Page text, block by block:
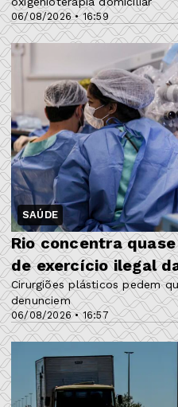
06/08/2026 • 16:59
SAÚDE
06/08/2026 • 16:57
Rio concentra
de exercício ilegal
Cirurgiões plásticos pedem
denunciem